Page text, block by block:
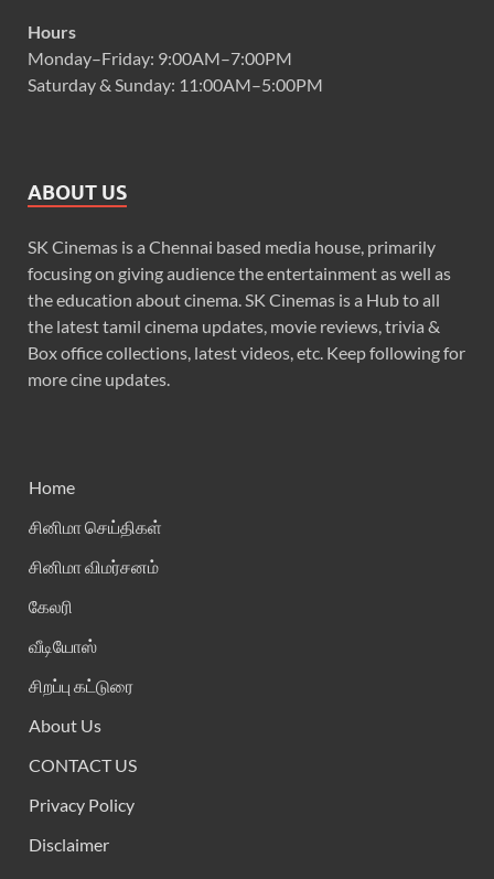
Hours
Monday–Friday: 9:00AM–7:00PM
Saturday & Sunday: 11:00AM–5:00PM
ABOUT US
SK Cinemas is a Chennai based media house, primarily
focusing on giving audience the entertainment as well as
the education about cinema. SK Cinemas is a Hub to all
the latest tamil cinema updates, movie reviews, trivia &
Box office collections, latest videos, etc. Keep following for
more cine updates.
Home
சினிமா செய்திகள்
சினிமா விமர்சனம்
கேலரி
வீடியோஸ்
சிறப்பு கட்டுரை
About Us
CONTACT US
Privacy Policy
Disclaimer